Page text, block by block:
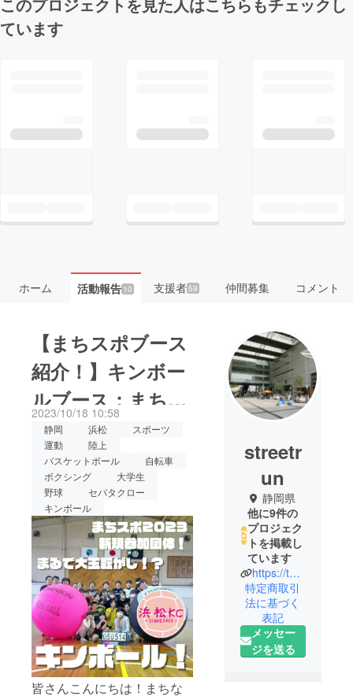
ています
ホーム 活動報告10 支援者59 仲間募集 コメント
【まちスポブース
紹介！】キンボー
ルブース：まちな
かに巨大なボール
登場！？キンボー
ルの紹介！
2023/10/18 10:58
静岡 浜松
スポーツ
運動
陸上
バスケットボール
自転車
ボクシング
大学生
野球
セパタクロー
キンボール
皆さんこんにちは！まちな
streetr
un
静岡県
他に9件の
プロジェク
トを掲載し
ています
https://tomorun.hamazo.tv/
特定商取引
法に基づく
表記
メッセー
ジを送る